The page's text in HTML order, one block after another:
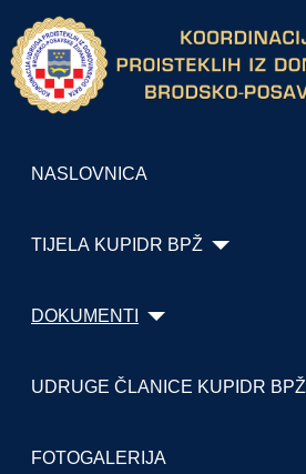
NASLOVNICA
TIJELA KUPIDR BPŽ
DOKUMENTI
UDRUGE ČLANICE KUPIDR BPŽ
FOTOGALERIJA